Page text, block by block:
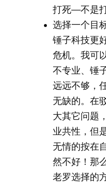
打死—不是打
选择一个目
锤子科技更
危机。我可
不专业、锤
远远不够，
无缺的。在
大其它问题
业共性，但
无情的按在
然不好！那
老罗选择的